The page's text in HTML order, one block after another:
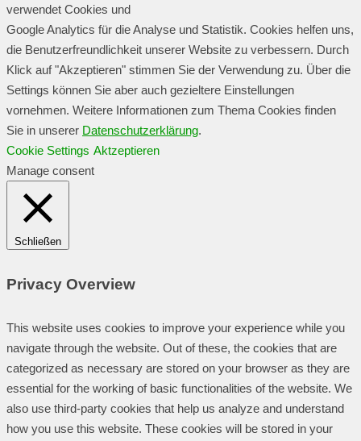
verwendet Cookies und
Google Analytics für die Analyse und Statistik. Cookies helfen uns,
die Benutzerfreundlichkeit unserer Website zu verbessern. Durch
Klick auf "Akzeptieren" stimmen Sie der Verwendung zu. Über die
Settings können Sie aber auch gezieltere Einstellungen
vornehmen. Weitere Informationen zum Thema Cookies finden
Sie in unserer Datenschutzerklärung.
Cookie Settings Aktzeptieren
Manage consent
Schließen
Privacy Overview
This website uses cookies to improve your experience while you
navigate through the website. Out of these, the cookies that are
categorized as necessary are stored on your browser as they are
essential for the working of basic functionalities of the website. We
also use third-party cookies that help us analyze and understand
how you use this website. These cookies will be stored in your